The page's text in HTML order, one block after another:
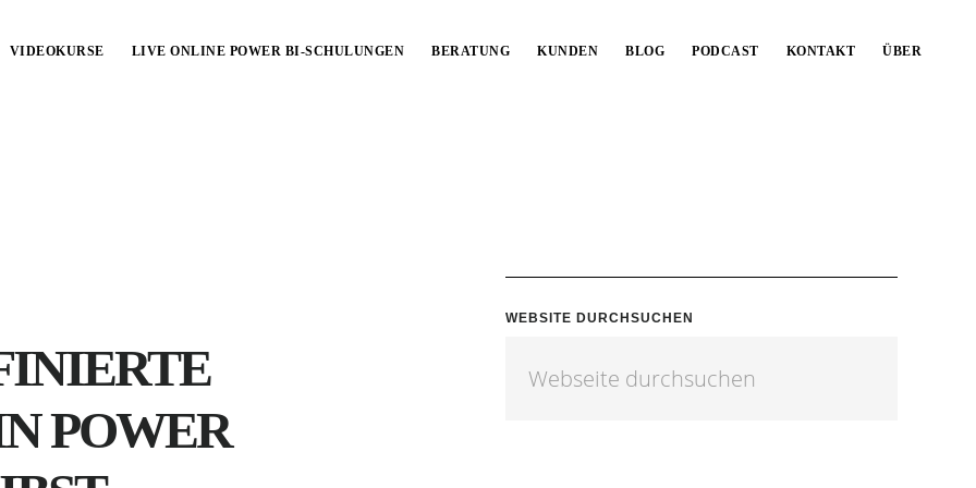
VIDEOKURSE LIVE ONLINE POWER BI-SCHULUNGEN BERATUNG KUNDEN BLOG PODCAST KONTAKT ÜBER
POWER
WEBSITE DURCHSUCHEN